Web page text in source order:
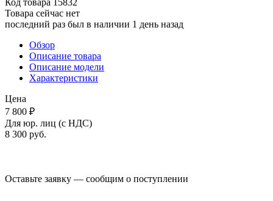
Товара сейчас нет
последний раз был в наличии 1 день назад
Обзор
Описание товара
Описание модели
Характеристики
Цена
7 800 ₽
Для юр. лиц (с НДС)
8 300 руб.
Оставьте заявку — сообщим о поступлении